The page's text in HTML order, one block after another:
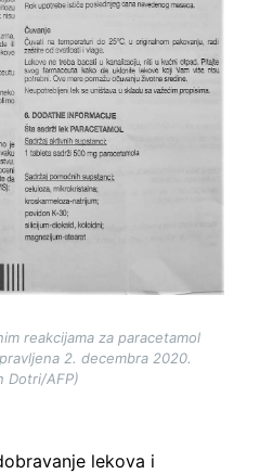
reakcijama za paracetamol
2. decembra 2020.
Dotri/AFP)
lekova i